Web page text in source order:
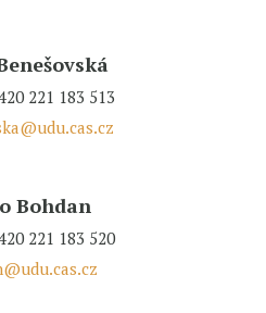
221 183 513
Bohdan
221 183 520